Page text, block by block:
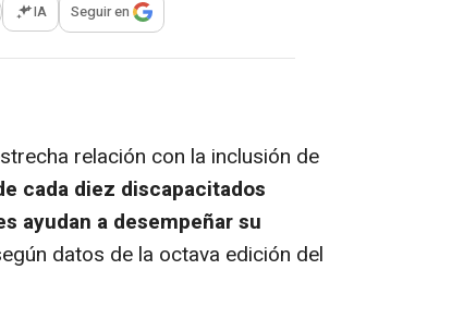
opciones para compartir
IA Seguir en
relación con la inclusión de
cada diez discapacitados
ayudan a desempeñar su
datos de la octava edición del